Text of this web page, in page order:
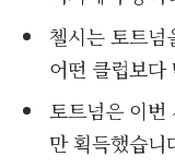
첼시는 토트넘
어떤 클럽보
토트넘은 이번
만 획득했습니